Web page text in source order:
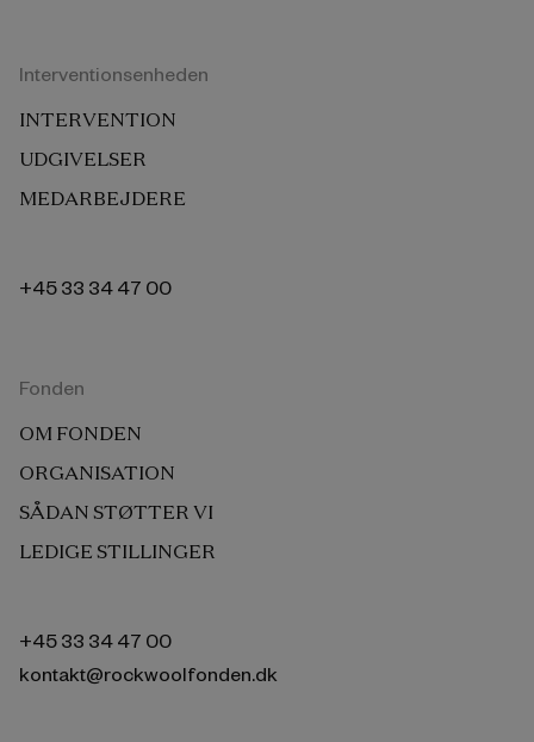
Interventionsenheden
INTERVENTION
UDGIVELSER
MEDARBEJDERE
+45 33 34 47 00
Fonden
OM FONDEN
ORGANISATION
SÅDAN STØTTER VI
LEDIGE STILLINGER
+45 33 34 47 00
kontakt@rockwoolfonden.dk